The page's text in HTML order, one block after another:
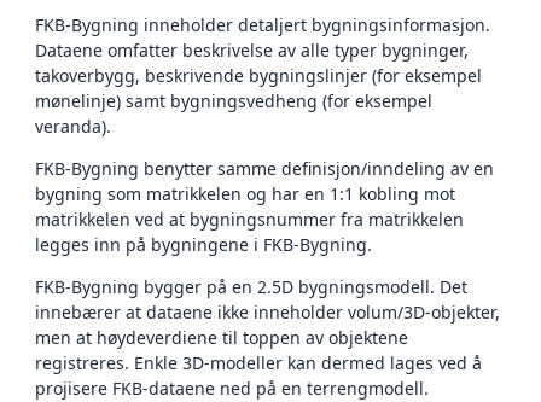
FKB-Bygning inneholder detaljert bygningsinformasjon.
Dataene omfatter beskrivelse av alle typer bygninger,
takoverbygg, beskrivende bygningslinjer (for eksempel
mønelinje) samt bygningsvedheng (for eksempel
veranda).
FKB-Bygning benytter samme definisjon/inndeling av en
bygning som matrikkelen og har en 1:1 kobling mot
matrikkelen ved at bygningsnummer fra matrikkelen
legges inn på bygningene i FKB-Bygning.
FKB-Bygning bygger på en 2.5D bygningsmodell. Det
innebærer at dataene ikke inneholder volum/3D-objekter,
men at høydeverdiene til toppen av objektene
registreres. Enkle 3D-modeller kan dermed lages ved å
projisere FKB-dataene ned på en terrengmodell.